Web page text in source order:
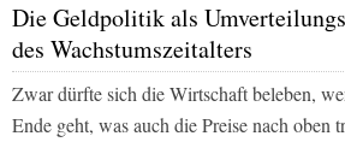
Die Geldpolitik als
des Wachstumszeitalters
Zwar dürfte sich die Wirtschaft beleben,
Ende geht, was auch die Preise nach oben